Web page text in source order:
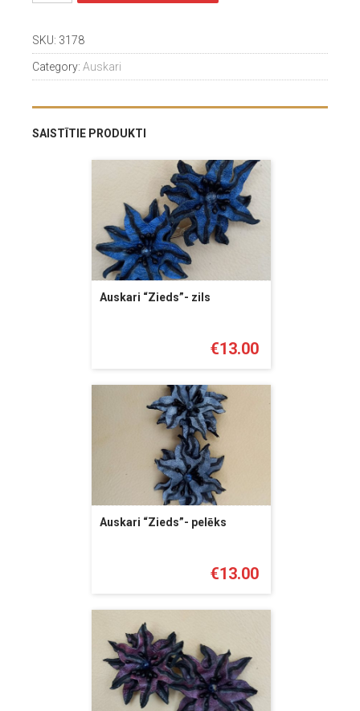
SKU: 3178
Category: Auskari
SAISTĪTIE PRODUKTI
Auskari “Zieds”- zils
€13.00
Auskari “Zieds”- pelēks
€13.00